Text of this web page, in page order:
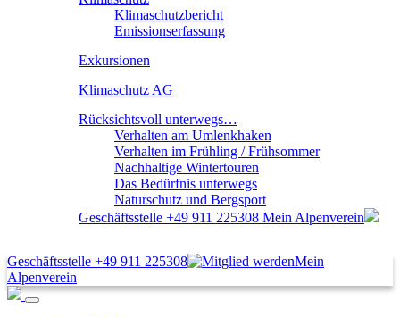
Klimaschutzbericht
Emissionserfassung
Exkursionen
Klimaschutz AG
Rücksichtsvoll unterwegs…
Verhalten am Umlenkhaken
Verhalten im Frühling / Frühsommer
Nachhaltige Wintertouren
Das Bedürfnis unterwegs
Naturschutz und Bergsport
Geschäftsstelle +49 911 225308 Mein Alpenverein
Geschäftsstelle +49 911 225308
Mein
Alpenverein